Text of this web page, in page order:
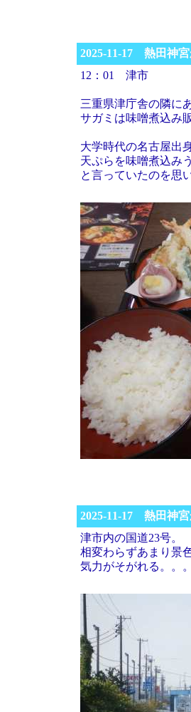
2025-11-17 熱田神
12：01 津市
三重県津庁舎の隣に
サガミは味噌煮込み
大学時代の名古屋出
天ぷらを味噌煮込み
と言っていたのを思
2025-11-17 熱田神
津市内の国道23号。
相変わらずあまり景
気力がそがれる。。。